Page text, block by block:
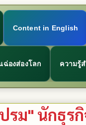
Content in English
ฉ่องส่องโลก ความรู้
รม" นักธุร